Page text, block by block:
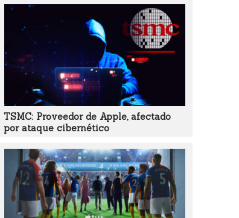
TSMC: Proveedor de Apple, afectado
por ataque cibernético